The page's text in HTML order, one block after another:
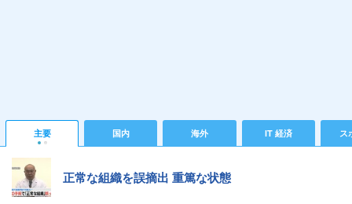
主要 国内 海外 IT 経済 ス
正常な組織を誤摘出 重篤な状態